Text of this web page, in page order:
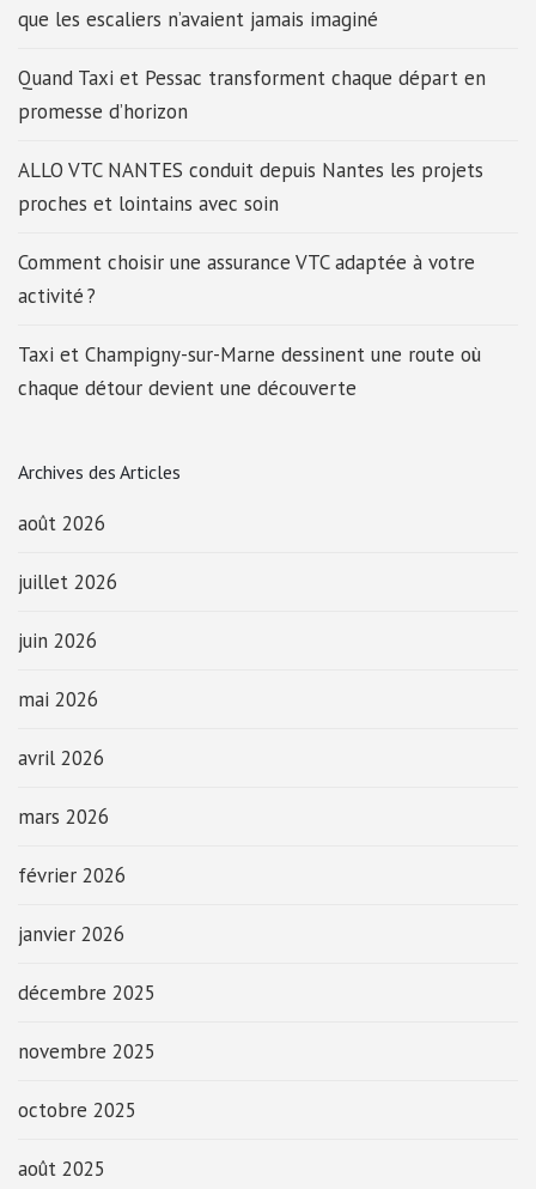
que les escaliers n’avaient jamais imaginé
Quand Taxi et Pessac transforment chaque départ en
promesse d’horizon
ALLO VTC NANTES conduit depuis Nantes les projets
proches et lointains avec soin
Comment choisir une assurance VTC adaptée à votre
activité ?
Taxi et Champigny-sur-Marne dessinent une route où
chaque détour devient une découverte
Archives des Articles
août 2026
juillet 2026
juin 2026
mai 2026
avril 2026
mars 2026
février 2026
janvier 2026
décembre 2025
novembre 2025
octobre 2025
août 2025